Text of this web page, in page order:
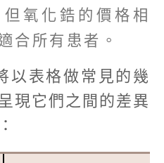
但氧化鋯的價格相
合所有患者。
以表格做常見的幾
現它們之間的差異